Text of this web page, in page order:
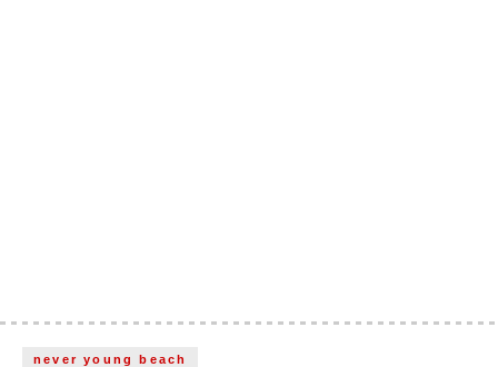
never young beach